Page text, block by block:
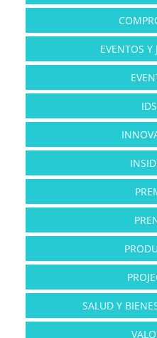
EVENTOS Y
SALUD Y